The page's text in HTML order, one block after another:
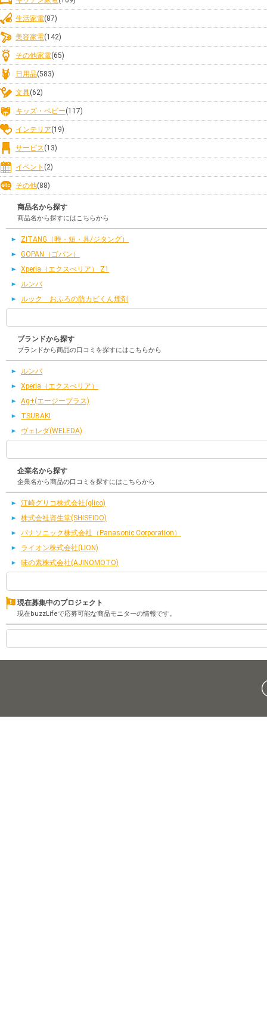
生活家電(87)
美容家電(142)
その他家電(65)
日用品(583)
文具(62)
キッズ・ベビー(117)
インテリア(19)
サービス(13)
イベント (2)
その他(88)
商品名から探す
商品名から探すにはこちらから
ZITANG（時・短・具/ジタング）
GOPAN（ゴパン）
Xperia（エクスぺリア） Z1
ルンバ
ルック おふろの防カビくん煙剤
ブランドから探す
ブランドから商品の口コミを探すにはこちらから
ルンバ
Xperia（エクスぺリア）
Ag+(エージープラス)
TSUBAKI
ヴェレダ(WELEDA)
企業名から探す
企業名から商品の口コミを探すにはこちらから
江崎グリコ株式会社(glico)
株式会社資生堂(SHISEIDO)
パナソニック株式会社（Panasonic Corporation）
ライオン株式会社(LION)
味の素株式会社(AJINOMOTO)
現在募集中のプロジェクト
現在buzzLifeで応募可能な商品モニターの情報です。